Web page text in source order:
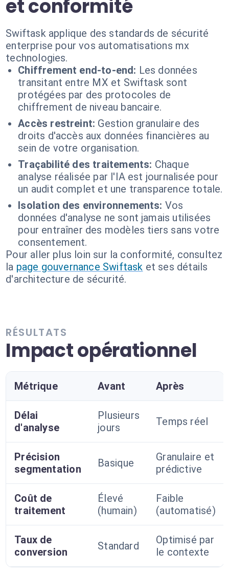
et conformité
Swiftask applique des standards de sécurité
enterprise pour vos automatisations mx
technologies.
Chiffrement end-to-end: Les données
transitant entre MX et Swiftask sont
protégées par des protocoles de
chiffrement de niveau bancaire.
Accès restreint: Gestion granulaire des
droits d'accès aux données financières au
sein de votre organisation.
Traçabilité des traitements: Chaque
analyse réalisée par l'IA est journalisée pour
un audit complet et une transparence totale.
Isolation des environnements: Vos
données d'analyse ne sont jamais utilisées
pour entraîner des modèles tiers sans votre
consentement.
Pour aller plus loin sur la conformité, consultez
la page gouvernance Swiftask et ses détails
d'architecture de sécurité.
RÉSULTATS
Impact opérationnel
Métrique Avant Après
Délai
d'analyse
Plusieurs
jours
Temps réel
Précision
segmentation
Basique
Granulaire et
prédictive
Coût de
traitement
Élevé
(humain)
Faible
(automatisé)
Taux de
conversion
Standard
Optimisé par
le contexte